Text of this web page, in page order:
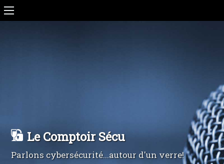
Le Comptoir Sécu
Parlons cybersécurité...autour d'un verre!